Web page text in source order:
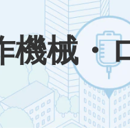
機械・